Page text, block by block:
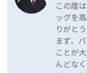
この度
ッグを
りがと
まず、
ことが
んどな